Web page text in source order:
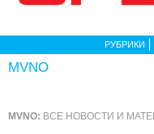
РУБРИКИ
MVNO
MVNO: ВСЕ НОВОСТИ И